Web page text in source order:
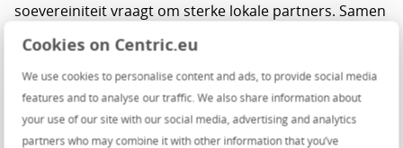
Cookies on Centric.eu
We use cookies to personalise content and ads, to provide social media
features and to analyse our traffic. We also share information about
your use of our site with our social media, advertising and analytics
partners who may combine it with other information that you’ve
soevereiniteit vraagt om sterke lokale partners. Samen
organisaties een veilig en transparant alternatief
bieden voor Big Tech-platforms.”
Open-source samenwerkingsplatform